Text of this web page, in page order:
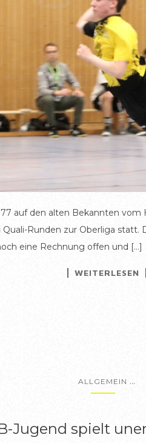
auf den alten Bekannten
Runden zur Oberliga
eine Rechnung offen und […]
WEITERLESEN
ALLGEMEIN ...
Jugend spielt